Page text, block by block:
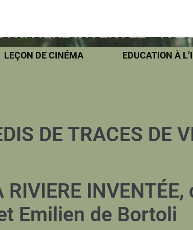
LEÇON DE CINÉMA EDUCATION À
RIVIERE INVENTÉE » À LA
DE TRACES DE
RIVIERE
Emilien de Bortoli